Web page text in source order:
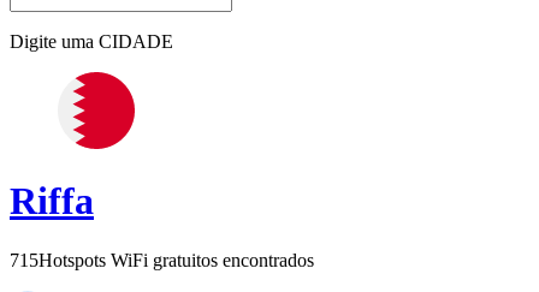
Digite uma CIDADE
Riffa
715Hotspots WiFi gratuitos encontrados